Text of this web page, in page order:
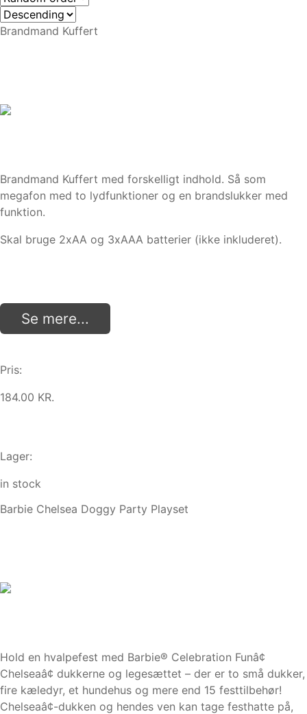
Brandmand Kuffert
Brandmand Kuffert med forskelligt indhold. Så som
megafon med to lydfunktioner og en brandslukker med
funktion.
Skal bruge 2xAA og 3xAAA batterier (ikke inkluderet).
Se mere...
Pris:
184.00 KR.
Lager:
in stock
Barbie Chelsea Doggy Party Playset
Hold en hvalpefest med Barbie® Celebration Funâ¢
Chelseaâ¢ dukkerne og legesættet – der er to små dukker,
fire kæledyr, et hundehus og mere end 15 festtilbehør!
Chelseaâ¢-dukken og hendes ven kan tage festhatte på,